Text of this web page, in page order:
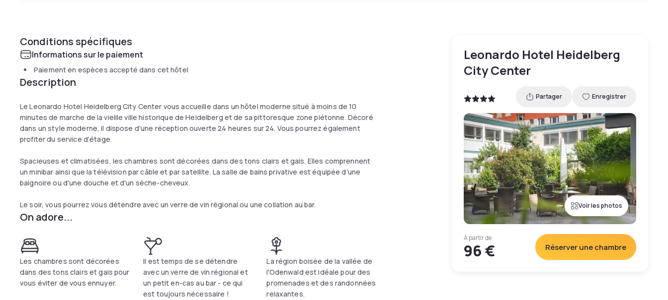
Conditions spécifiques
Informations sur le paiement
Paiement en espèces accepté dans cet hôtel
Description
Le Leonardo Hotel Heidelberg City Center vous accueille dans un hôtel moderne situé à moins de 10
minutes de marche de la vieille ville historique de Heidelberg et de sa pittoresque zone piétonne. Décoré
dans un style moderne, il dispose d'une réception ouverte 24 heures sur 24. Vous pourrez également
profiter du service d'étage.
Spacieuses et climatisées, les chambres sont décorées dans des tons clairs et gais. Elles comprennent
un minibar ainsi que la télévision par câble et par satellite. La salle de bains privative est équipée d'une
baignoire ou d'une douche et d'un sèche-cheveux.
Le soir, vous pourrez vous détendre avec un verre de vin régional ou une collation au bar.
On adore...
Les chambres sont décorées
dans des tons clairs et gais pour
vous éviter de vous ennuyer.
Il est temps de se détendre
avec un verre de vin régional et
un petit en-cas au bar - ce qui
est toujours nécessaire !
La région boisée de la vallée de
l'Odenwald est idéale pour des
promenades et des randonnées
relaxantes.
Leonardo Hotel Heidelberg
City Center
Partager Enregistrer
Voir les photos
À partir de
96 € Réserver une chambre